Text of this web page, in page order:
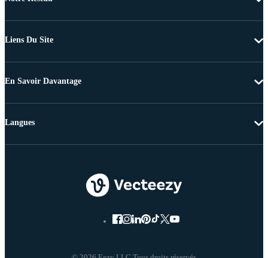
Liens Du Site
En Savoir Davantage
Langues